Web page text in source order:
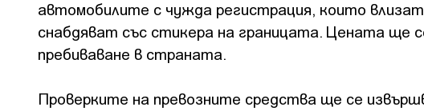
автомобилите с чужда регистрация, които
снабдяват със стикера на границата. Цената ще
пребиваване в страната.
Проверките на превозните средства ще се